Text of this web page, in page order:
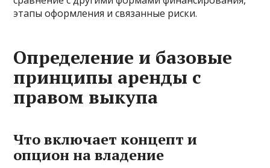
этапы оформления и связанные риски.
Определение и базовые
принципы аренды с
правом выкупа
Что включает концепт и
опцион на владение